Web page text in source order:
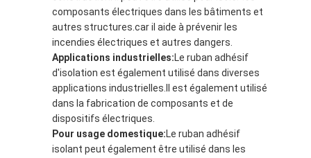
Contactez-nous
Bande adhésive d'isolation
Bande d'isolation de tissu en verre
Bande résistante à la chaleur d'isolation
composants électriques dans les bâtiments et
autres structures.car il aide à prévenir les
incendies électriques et autres dangers.
Applications industrielles:Le ruban adhésif
d'isolation est également utilisé dans diverses
applications industrielles.Il est également utilisé
dans la fabrication de composants et de
dispositifs électriques.
Pour usage domestique:Le ruban adhésif
isolant peut également être utilisé dans les